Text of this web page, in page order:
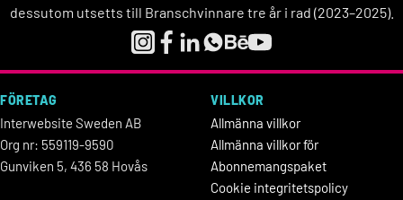
dessutom utsetts till Branschvinnare tre år i rad (2023–2025).
FÖRETAG
Interwebsite Sweden AB
Org nr: 559119-9590
Gunviken 5, 436 58 Hovås
VILLKOR
Allmänna villkor
Allmänna villkor för
Abonnemangspaket
Cookie integritetspolicy